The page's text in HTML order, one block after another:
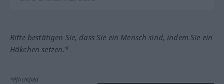
Bitte bestätigen Sie, dass Sie ein Mensch sind, indem Sie ein
Häkchen setzen.*
*Pflichtfeld